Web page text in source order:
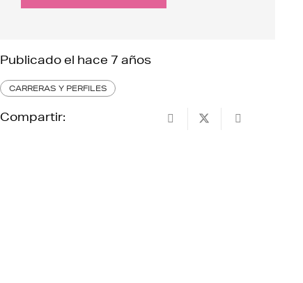
Publicado el hace 7 años
CARRERAS Y PERFILES
Compartir: